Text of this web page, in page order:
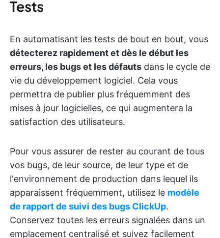
Tests
En automatisant les tests de bout en bout, vous
détecterez rapidement et dès le début les
erreurs, les bugs et les défauts dans le cycle de
vie du développement logiciel. Cela vous
permettra de publier plus fréquemment des
mises à jour logicielles, ce qui augmentera la
satisfaction des utilisateurs.
Pour vous assurer de rester au courant de tous
vos bugs, de leur source, de leur type et de
l'environnement de production dans lequel ils
apparaissent fréquemment, utilisez le modèle
de rapport de suivi des bugs ClickUp.
Conservez toutes les erreurs signalées dans un
emplacement centralisé et suivez facilement